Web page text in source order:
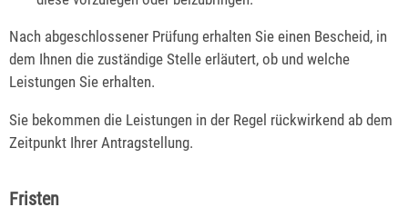
Nach abgeschlossener Prüfung erhalten Sie einen Bescheid, in
dem Ihnen die zuständige Stelle erläutert, ob und welche
Leistungen Sie erhalten.
Sie bekommen die Leistungen in der Regel rückwirkend ab dem
Zeitpunkt Ihrer Antragstellung.
Fristen